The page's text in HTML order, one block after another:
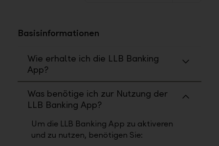
Basisinformationen
Wie erhalte ich die LLB Banking
App?
Was benötige ich zur Nutzung der
LLB Banking App?
Um die LLB Banking App zu aktiveren
und zu nutzen, benötigen Sie: